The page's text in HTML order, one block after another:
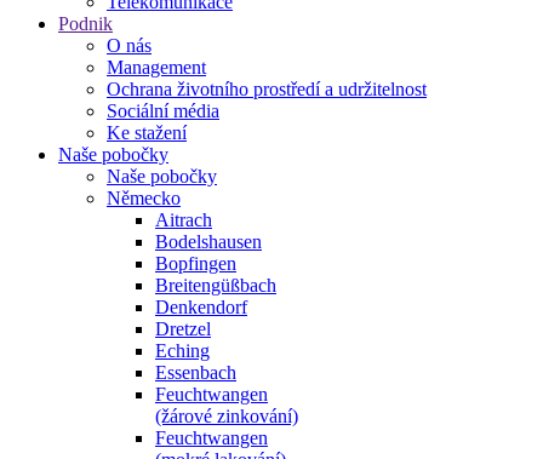
Podnik
O nás
Management
Ochrana životního prostředí a udržitelnost
Sociální média
Ke stažení
Naše pobočky
Naše pobočky
Německo
Aitrach
Bodelshausen
Bopfingen
Breitengüßbach
Denkendorf
Dretzel
Eching
Essenbach
Feuchtwangen
(žárové zinkování)
Feuchtwangen